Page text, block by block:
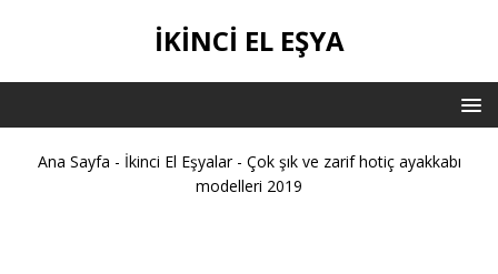
İKİNCİ EL EŞYA
Ana Sayfa - İkinci El Eşyalar- Çok şık ve zarif hotiç ayakkabı
modelleri 2019